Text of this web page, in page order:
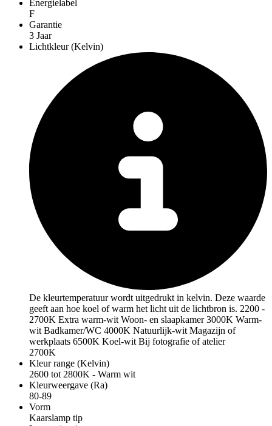
Energielabel
F
Garantie
3 Jaar
Lichtkleur (Kelvin)
De kleurtemperatuur wordt uitgedrukt in kelvin. Deze waarde
geeft aan hoe koel of warm het licht uit de lichtbron is. 2200 -
2700K Extra warm-wit Woon- en slaapkamer 3000K Warm-
wit Badkamer/WC 4000K Natuurlijk-wit Magazijn of
werkplaats 6500K Koel-wit Bij fotografie of atelier
2700K
Kleur range (Kelvin)
2600 tot 2800K - Warm wit
Kleurweergave (Ra)
80-89
Vorm
Kaarslamp tip